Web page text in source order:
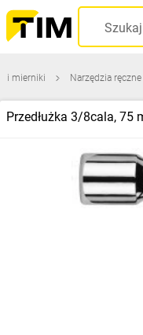
i mierniki Narzędzia ręczne
Przedłużka 3/8cala, 75